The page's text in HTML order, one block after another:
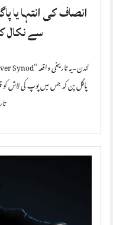
انصاف کی انتہا
سے نکال
پاگل پن کہ جس میں پوپ کی لاش کو